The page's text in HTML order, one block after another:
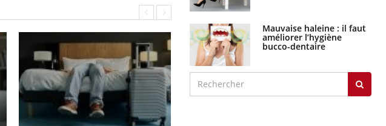
Mauvaise haleine : il faut
améliorer l’hygiène
bucco-dentaire